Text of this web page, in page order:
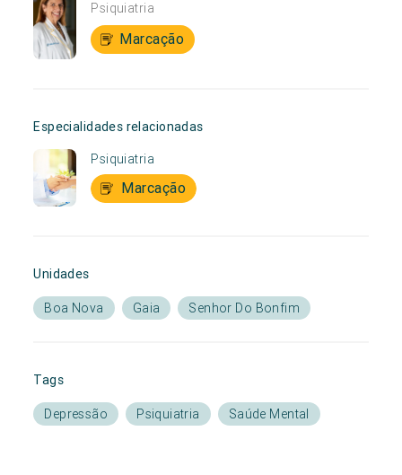
Psiquiatria
Marcação
Especialidades relacionadas
Psiquiatria
Marcação
Unidades
Boa Nova Gaia Senhor Do Bonfim
Tags
Depressão Psiquiatria Saúde Mental